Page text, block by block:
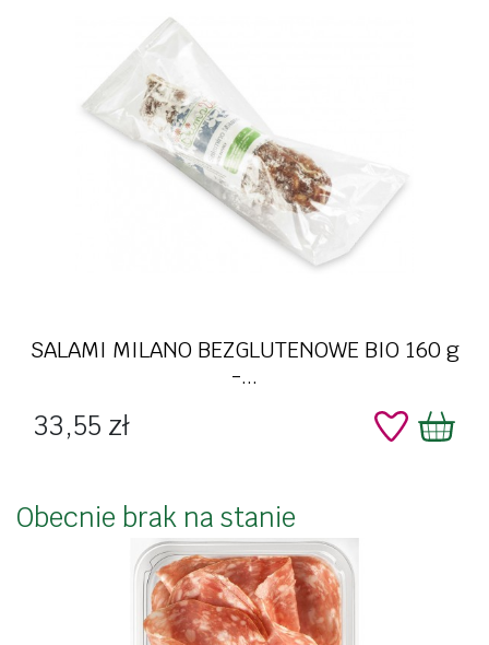
SALAMI MILANO BEZGLUTENOWE BIO 160 g
-...
Cena
33,55 zł
Obecnie brak na stanie